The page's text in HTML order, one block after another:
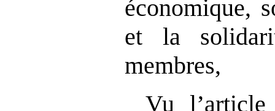
économique,
et la
membres,
Vu